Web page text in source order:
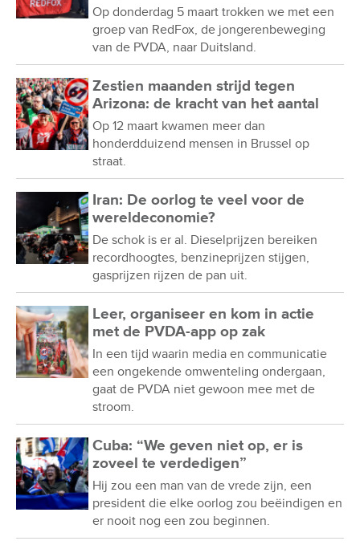
Op donderdag 5 maart trokken we met een
groep van RedFox, de jongerenbeweging
van de PVDA, naar Duitsland.
Zestien maanden strijd tegen
Arizona: de kracht van het aantal
Op 12 maart kwamen meer dan
honderdduizend mensen in Brussel op
straat.
Iran: De oorlog te veel voor de
wereldeconomie?
De schok is er al. Dieselprijzen bereiken
recordhoogtes, benzineprijzen stijgen,
gasprijzen rijzen de pan uit.
Leer, organiseer en kom in actie
met de PVDA-app op zak
In een tijd waarin media en communicatie
een ongekende omwenteling ondergaan,
gaat de PVDA niet gewoon mee met de
stroom.
Cuba: “We geven niet op, er is
zoveel te verdedigen”
Hij zou een man van de vrede zijn, een
president die elke oorlog zou beëindigen en
er nooit nog een zou beginnen.